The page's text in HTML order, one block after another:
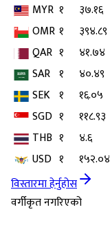
MYR १ ३७.१६
OMR १ ३९४.८९
QAR १ ४१.७४
SAR १ ४०.४९
SEK १ १६.०५
SGD १ ११८.९३
THB १ ४.६
USD १ १५२.०४
विस्तारमा हेर्नुहोस
वर्गीकृत नगरिएको